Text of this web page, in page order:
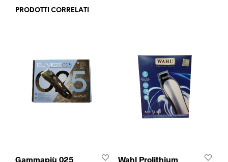
PRODOTTI CORRELATI
Gammapiù 025
Wahl Prolithium